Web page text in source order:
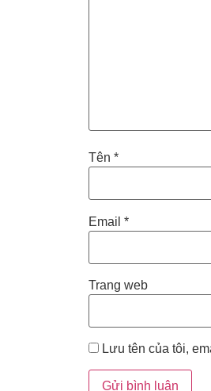
Tên *
Email *
Trang web
Lưu tên của tôi,